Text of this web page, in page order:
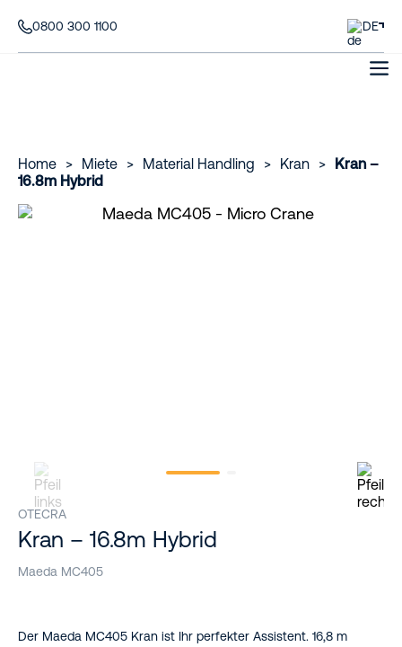
0800 300 1100 DE
Home > Miete > Material Handling > Kran >
Kran –
16.8m Hybrid
OTECRA
Kran – 16.8m Hybrid
Maeda MC405
Der Maeda MC405 Kran ist Ihr perfekter Assistent. 16,8 m